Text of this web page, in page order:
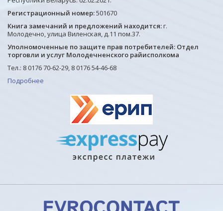
Регистрационный номер:501670
Книга замечаний и предложений находится:г.
Молодечно, улица Виленская, д.11 пом.37.
Уполномоченные по защите прав потребителей: Отдел
торговли и услуг Молодечненского райисполкома
Тел.: 8 0176 70-62-29, 8 0176 54-46-68
Подробнее